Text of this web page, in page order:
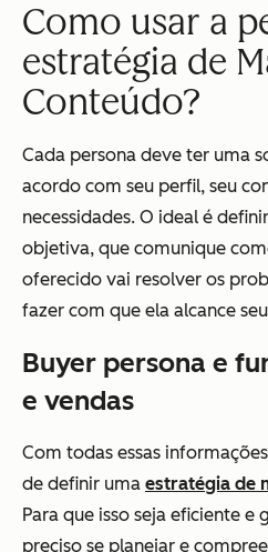
Como usar a
estratégia de
Conteúdo?
Cada persona deve ter uma
acordo com seu perfil, seu
necessidades. O ideal é
objetiva, que comunique
oferecido vai resolver os
fazer com que ela alcance
Buyer persona e
e vendas
Com todas essas
de definir uma estratégia de
Para que isso seja eficiente e
preciso se planejar e